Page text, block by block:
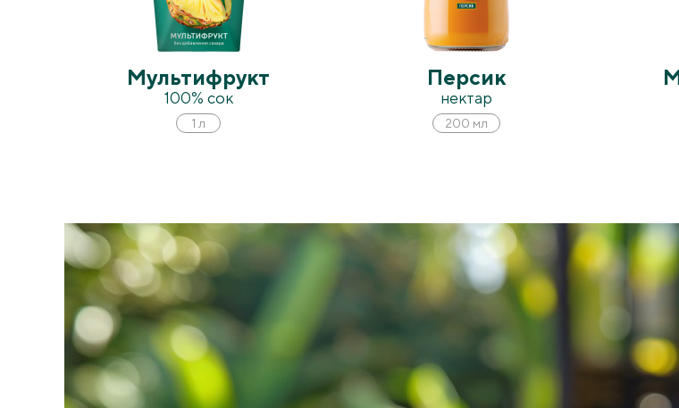
Мультифрукт
100% сок
1 л
Персик
нектар
200 мл